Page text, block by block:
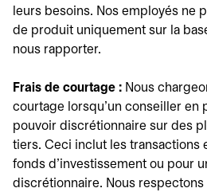
leurs besoins. Nos employés ne
de produit uniquement sur la
nous rapporter.
Frais de courtage : Nous
courtage lorsqu'un conseiller en
pouvoir discrétionnaire sur des
tiers. Ceci inclut les transactions
fonds d'investissement ou pour
discrétionnaire. Nous respectons